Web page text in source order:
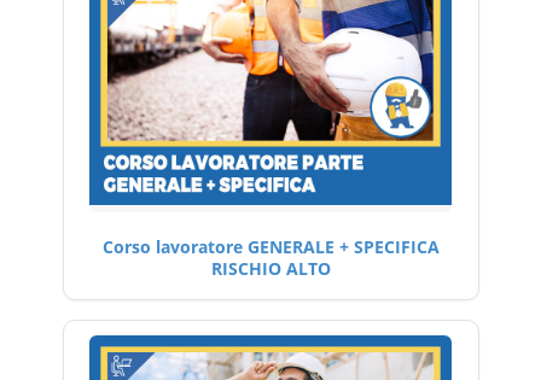
Corso lavoratore GENERALE + SPECIFICA
RISCHIO ALTO